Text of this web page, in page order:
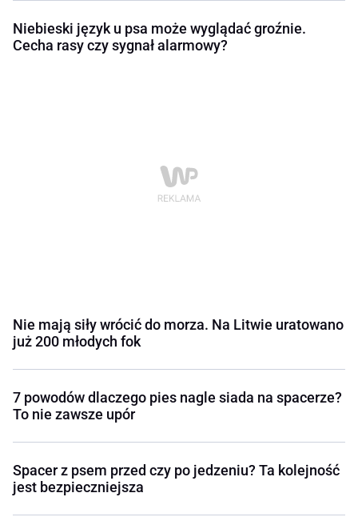
Niebieski język u psa może wyglądać groźnie.
Cecha rasy czy sygnał alarmowy?
Nie mają siły wrócić do morza. Na Litwie uratowano
już 200 młodych fok
7 powodów dlaczego pies nagle siada na spacerze?
To nie zawsze upór
Spacer z psem przed czy po jedzeniu? Ta kolejność
jest bezpieczniejsza